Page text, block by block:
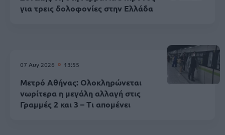
για τρεις δολοφονίες στην Ελλάδα
07 Αυγ 2026 13:55
Μετρό Αθήνας: Ολοκληρώνεται
νωρίτερα η μεγάλη αλλαγή στις
Γραμμές 2 και 3 – Τι απομένει